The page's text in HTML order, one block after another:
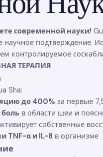
современной науки!
научное подтверждение.
контролируемое
ТЕРАПИЯ
Sha:
до 400% за первые
в области шеи и
собственные
TNF-α и IL-8 в организме